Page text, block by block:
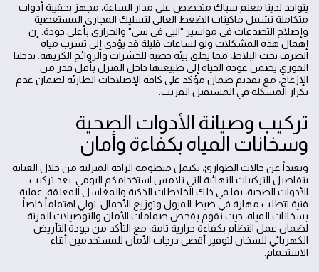
يتواجد لدينا معلم سباك متخصص على مدار الساعة، مجهز بحقيبة أدوات
متكاملة تشمل ماكينات الضغط العالي لتسليك المجاري المستعصية
وإصلاح التصدعات في مواسير "البي في سي" والحراري بأعلى جودة. إن
إهمال هذه المشكلات ولو لساعات قليلة قد يؤدي إلى تسرب مياه
الصرف تحت البلاط، مما يخلق بيئة خصبة للحشرات والروائح الكريهة. تدخلنا
الفوري يضمن عودة الحياة إلى طبيعتها داخل المنزل بأقل قدر من
الإزعاج، مع تقديم ضمان مؤكد على كافة الإصلاحات الطارئة لضمان عدم
تكرار المشكلة في المستقبل القريب.
تركيب وصيانة الأدوات الصحية
وسخانات المياه بكفاءة وأمان
وبعيداً عن حالات الطوارئ، تكتمل منظومة الراحة المنزلية من خلال العناية
بتفاصيل التركيبات النهائية التي تلامس استخدامكم اليومي. يعد تركيب
الأدوات الصحية، بما في ذلك الخلاطات الذكية والمغاسل المعلقة، عملية
فنية تتطلب مهارة في ضبط الميول وتوزيع الأحمال. نولي اهتماماً خاصاً
بسخانات المياه، حيث نقوم بفحص صمامات الأمان والتوصيلات المرنة
لضمان عمل النظام بكفاءة حرارية تامة، مع التأكد من جودة التأريض
الكهربائي للسخان لتوفير أقصى درجات الأمان للمستخدمين أثناء
الاستحمام.